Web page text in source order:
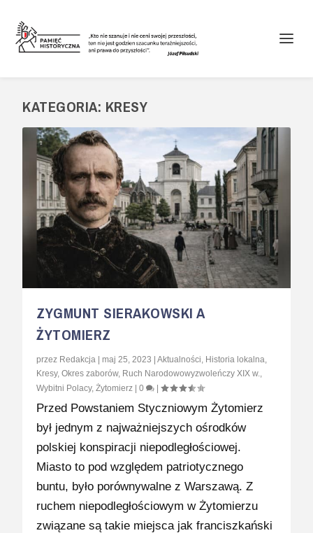
KATEGORIA: KRESY
ZYGMUNT SIERAKOWSKI A
ŻYTOMIERZ
przez Redakcja |maj 25, 2023 |Aktualności Historia lokalna
Kresy,Okres zaborów, Ruch Narodowowyzwoleńczy XIX w.
Wybitni Polacy,Żytomierz |0 |
Przed Powstaniem Styczniowym Żytomierz
był jednym z najważniejszych ośrodków
polskiej konspiracji niepodległościowej.
Miasto to pod względem patriotycznego
buntu, było porównywalne z Warszawą. Z
ruchem niepodległościowym w Żytomierzu
związane są takie miejsca jak franciszkański